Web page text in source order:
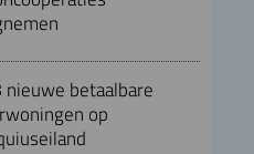
betaalbare
op